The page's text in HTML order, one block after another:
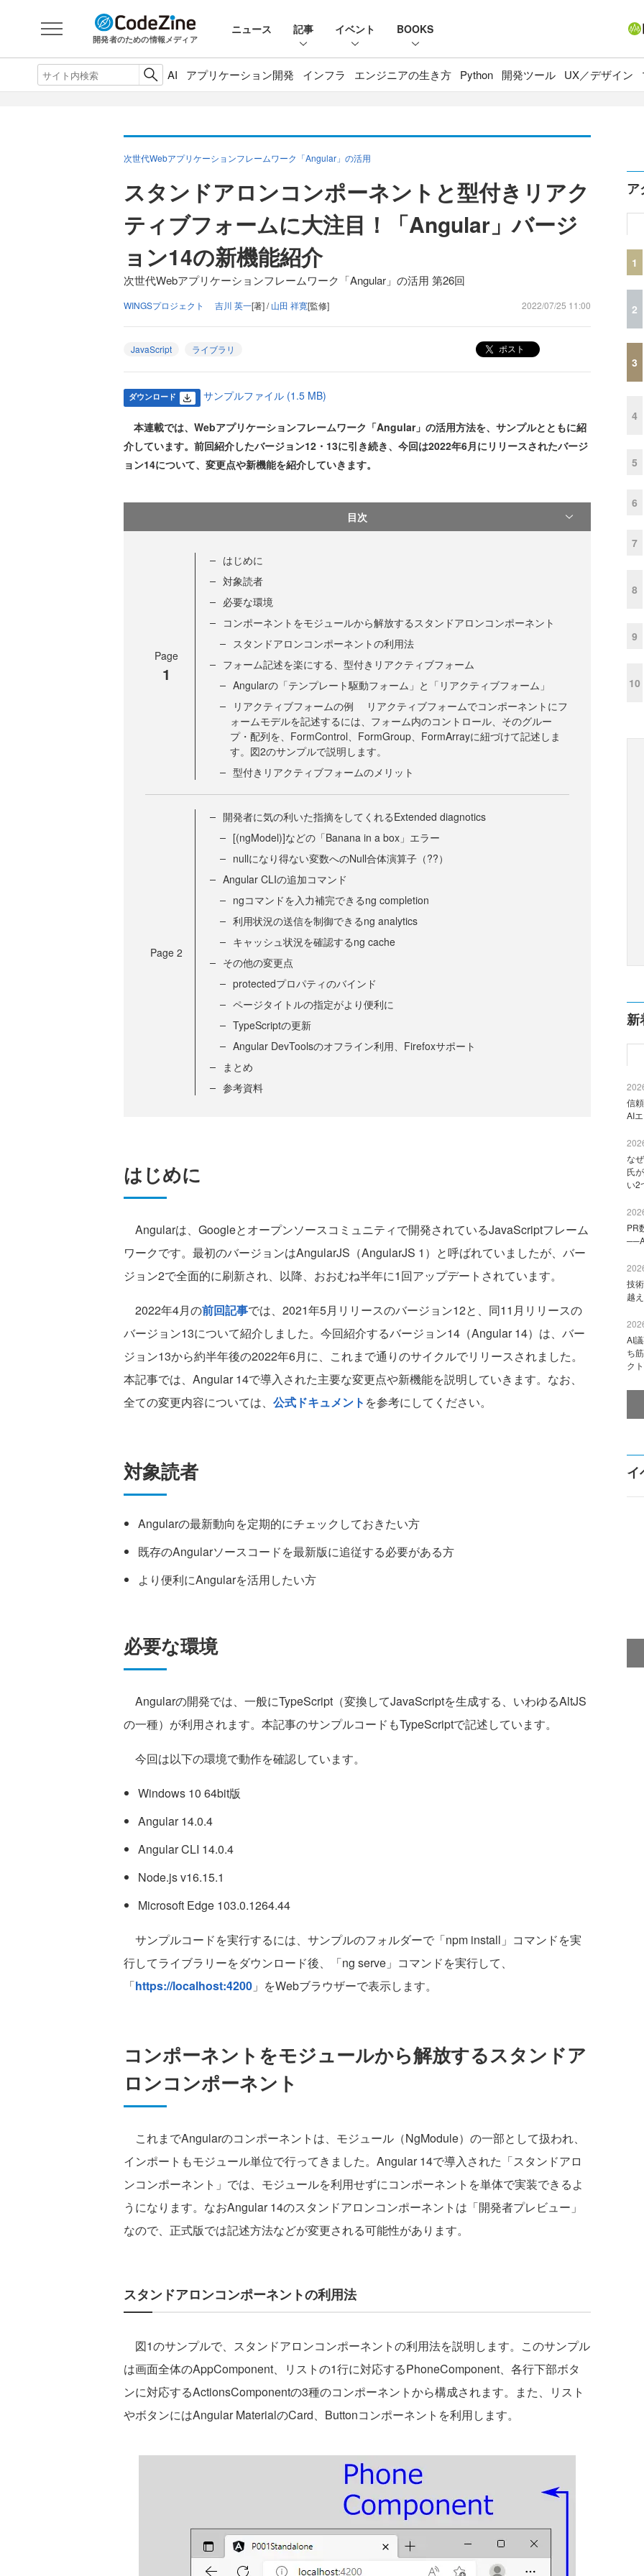
開発者のための情報メディア
ニュース 記事 イベント BOOKS
AI アプリケーション開発 インフラ エンジニアの生き方 Python 開発ツール UX／デザイン
次世代Webアプリケーションフレームワーク「Angular」の活用
スタンドアロンコンポーネントと型付きリアク
ティブフォームに大注目！「Angular」バージ
ョン14の新機能紹介
次世代Webアプリケーションフレームワーク「Angular」の活用 第26回
WINGSプロジェクト 吉川 英一[著] /山田 祥寛[監修] 2022/07/25 11:00
JavaScript ライブラリ ポスト
ダウンロード サンプルファイル (1.5 MB)
本連載では、Webアプリケーションフレームワーク「Angular」の活用方法を、サンプルとともに紹
介しています。前回紹介したバージョン12・13に引き続き、今回は2022年6月にリリースされたバージ
ョン14について、変更点や新機能を紹介していきます。
目次
Page
1
はじめに
対象読者
必要な環境
コンポーネントをモジュールから解放するスタンドアロンコンポーネント
スタンドアロンコンポーネントの利用法
フォーム記述を楽にする、型付きリアクティブフォーム
Angularの「テンプレート駆動フォーム」と「リアクティブフォーム」
リアクティブフォームの例 リアクティブフォームでコンポーネントにフ
ォームモデルを記述するには、フォーム内のコントロール、そのグルー
プ・配列を、FormControl、FormGroup、FormArrayに紐づけて記述しま
す。図2のサンプルで説明します。
型付きリアクティブフォームのメリット
Page 2
開発者に気の利いた指摘をしてくれるExtended diagnotics
[(ngModel)]などの「Banana in a box」エラー
nullになり得ない変数へのNull合体演算子（??）
Angular CLIの追加コマンド
ngコマンドを入力補完できるng completion
利用状況の送信を制御できるng analytics
キャッシュ状況を確認するng cache
その他の変更点
protectedプロパティのバインド
ページタイトルの指定がより便利に
TypeScriptの更新
Angular DevToolsのオフライン利用、Firefoxサポート
まとめ
参考資料
はじめに
Angularは、Googleとオープンソースコミュニティで開発されているJavaScriptフレーム
ワークです。最初のバージョンはAngularJS（AngularJS 1）と呼ばれていましたが、バー
ジョン2で全面的に刷新され、以降、おおむね半年に1回アップデートされています。
2022年4月の前回記事では、2021年5月リリースのバージョン12と、同11月リリースの
バージョン13について紹介しました。今回紹介するバージョン14（Angular 14）は、バー
ジョン13から約半年後の2022年6月に、これまで通りのサイクルでリリースされました。
本記事では、Angular 14で導入された主要な変更点や新機能を説明していきます。なお、
全ての変更内容については、 公式ドキュメント を参考にしてください。
対象読者
Angularの最新動向を定期的にチェックしておきたい方
既存のAngularソースコードを最新版に追従する必要がある方
より便利にAngularを活用したい方
必要な環境
Angularの開発では、一般にTypeScript（変換してJavaScriptを生成する、いわゆるAltJS
の一種）が利用されます。本記事のサンプルコードもTypeScriptで記述しています。
今回は以下の環境で動作を確認しています。
Windows 10 64bit版
Angular 14.0.4
Angular CLI 14.0.4
Node.js v16.15.1
Microsoft Edge 103.0.1264.44
サンプルコードを実行するには、サンプルのフォルダーで「npm install」コマンドを実
行してライブラリーをダウンロード後、「ng serve」コマンドを実行して、
「https://localhost:4200 」をWebブラウザーで表示します。
コンポーネントをモジュールから解放するスタンドア
ロンコンポーネント
これまでAngularのコンポーネントは、モジュール（NgModule）の一部として扱われ、
インポートもモジュール単位で行ってきました。Angular 14で導入された「スタンドアロ
ンコンポーネント」では、モジュールを利用せずにコンポーネントを単体で実装できるよ
うになります。なおAngular 14のスタンドアロンコンポーネントは「開発者プレビュー」
なので、正式版では記述方法などが変更される可能性があります。
スタンドアロンコンポーネントの利用法
図1のサンプルで、スタンドアロンコンポーネントの利用法を説明します。このサンプル
は画面全体のAppComponent、リストの1行に対応するPhoneComponent、各行下部ボタ
ンに対応するActionsComponentの3種のコンポーネントから構成されます。また、リスト
やボタンにはAngular MaterialのCard、Buttonコンポーネントを利用します。
ア
1
2
3
4
5
6
7
8
9
10
新
信
AI
な
氏
い2
PR
技
越
AI
ち
ク
イ